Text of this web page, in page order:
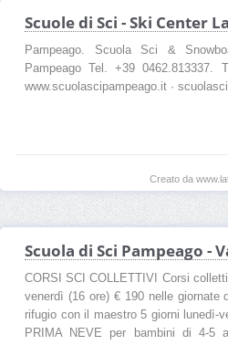
Scuole di Sci - Ski Center
Pampeago. Scuola Sci &
Pampeago Tel. +39 0462.813337.
www.scuolascipampeago.it ·
Creato da
Scuola di Sci Pampeago -
CORSI SCI COLLETTIVI Corsi
venerdì (16 ore) € 190 nelle giornate
rifugio con il maestro 5 giorni lunedì-
PRIMA NEVE per bambini di 4-5